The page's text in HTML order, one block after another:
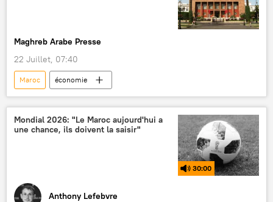
Maghreb Arabe Presse
22 Juillet, 07:40
Maroc économie
Mondial 2026: "Le Maroc aujourd'hui a
une chance, ils doivent la saisir"
30:00
Anthony Lefebvre